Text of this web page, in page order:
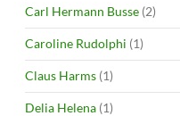
Carl Hermann Busse (2)
Caroline Rudolphi (1)
Claus Harms (1)
Delia Helena (1)